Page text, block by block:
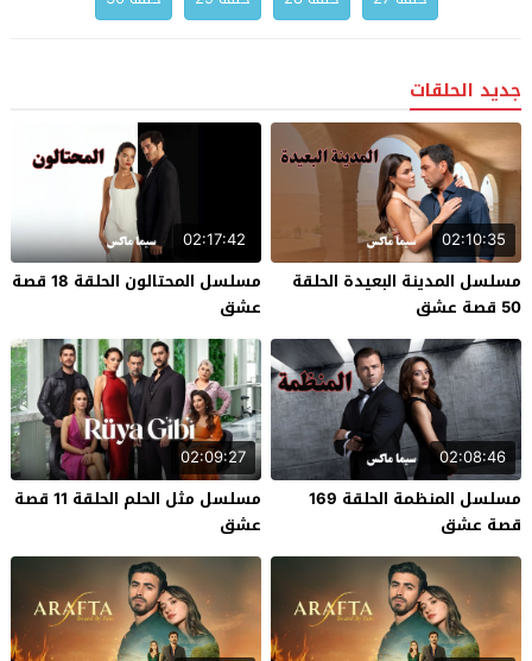
جديد الحلقات
02:10:35
مسلسل المدينة البعيدة الحلقة
50 قصة عشق
02:17:42
مسلسل المحتالون الحلقة 18 قصة
عشق
02:08:46
مسلسل المنظمة الحلقة 169
قصة عشق
02:09:27
مسلسل مثل الحلم الحلقة 11 قصة
عشق